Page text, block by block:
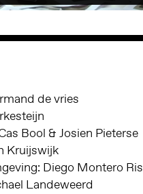
de vries
Bool & Josien Pieterse
Kruijswijk
Diego Montero Ris
Landeweerd